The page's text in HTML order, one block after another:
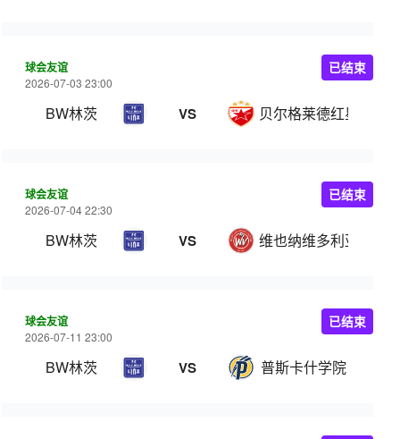
球会友谊
2026-07-03 23:00
BW林茨 VS 贝尔格莱德红星
已结束
球会友谊
2026-07-04 22:30
BW林茨 VS 维也纳维多利亚
已结束
球会友谊
2026-07-11 23:00
BW林茨 VS 普斯卡什学院
已结束